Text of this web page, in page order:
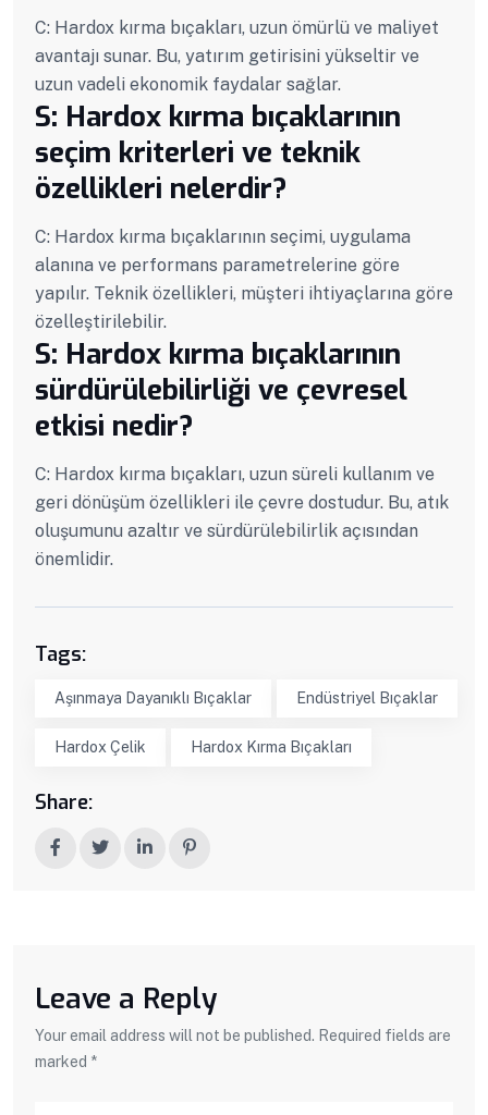
C: Hardox kırma bıçakları, uzun ömürlü ve maliyet
avantajı sunar. Bu, yatırım getirisini yükseltir ve
uzun vadeli ekonomik faydalar sağlar.
S: Hardox kırma bıçaklarının
seçim kriterleri ve teknik
özellikleri nelerdir?
C: Hardox kırma bıçaklarının seçimi, uygulama
alanına ve performans parametrelerine göre
yapılır. Teknik özellikleri, müşteri ihtiyaçlarına göre
özelleştirilebilir.
S: Hardox kırma bıçaklarının
sürdürülebilirliği ve çevresel
etkisi nedir?
C: Hardox kırma bıçakları, uzun süreli kullanım ve
geri dönüşüm özellikleri ile çevre dostudur. Bu, atık
oluşumunu azaltır ve sürdürülebilirlik açısından
önemlidir.
Tags:
Aşınmaya Dayanıklı Bıçaklar Endüstriyel Bıçaklar
Hardox Çelik Hardox Kırma Bıçakları
Share:
Leave a Reply
Your email address will not be published. Required fields are
marked *